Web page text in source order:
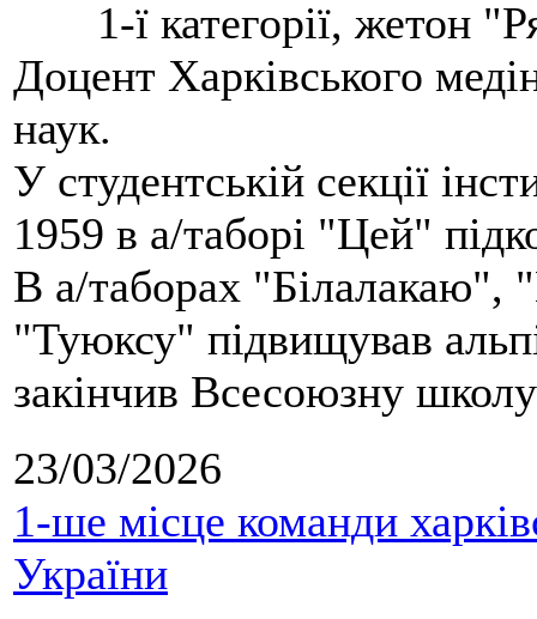
1-ї категорії, жетон
Доцент Харківського
наук.
У студентській секції
1959 в а/таборі "Цей"
В а/таборах "Білалакаю",
"Туюксу" підвищував
закінчив Всесоюзну
23/03/2026
1-ше місце команди
України